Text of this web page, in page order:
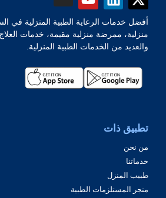
أفضل خدمات الرعاية الطبية المنزلية في
منزلية، ممرضة منزلية مقيمة، خدمات
والعديد من الخدمات الطبية المنزلية.
تطبيق ذات
من نحن
خدماتنا
طبيب المنزل
متجر المستلزمات الطبية